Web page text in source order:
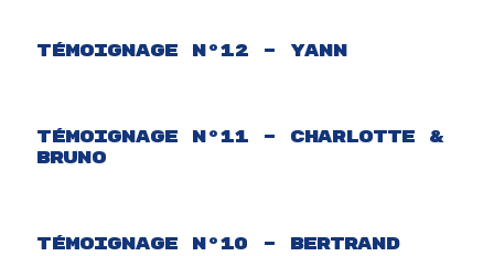
Témoignage N°12 – Yann
Témoignage N°11 – Charlotte &
Bruno
Témoignage N°10 – Bertrand